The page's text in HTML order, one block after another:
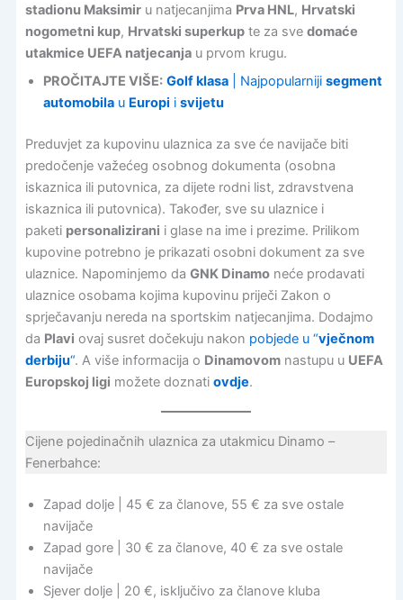
stadionu Maksimiru natjecanjima Prva HNL, Hrvatski
nogometni kup, Hrvatski superkupte za sve domaće
utakmice UEFA natjecanjau prvom krugu.
PROČITAJTE VIŠE: Golf klasa| Najpopularniji segment
automobilau Europi i svijetu
Preduvjet za kupovinu ulaznica za sve će navijače biti
predočenje važećeg osobnog dokumenta (osobna
iskaznica ili putovnica, za dijete rodni list, zdravstvena
iskaznica ili putovnica). Također, sve su ulaznice i
paketi personalizirani i glase na ime i prezime. Prilikom
kupovine potrebno je prikazati osobni dokument za sve
ulaznice. Napominjemo da GNK Dinamoneće prodavati
ulaznice osobama kojima kupovinu priječi Zakon o
sprječavanju nereda na sportskim natjecanjima. Dodajmo
da Plavi ovaj susret dočekuju nakon pobjede u “vječnom
derbiju“. A više informacija o Dinamovomnastupu u UEFA
Europskoj ligi možete doznati ovdje.
Cijene pojedinačnih ulaznica za utakmicu Dinamo –
Fenerbahce:
Zapad dolje | 45 € za članove, 55 € za sve ostale
navijače
Zapad gore | 30 € za članove, 40 € za sve ostale
navijače
Sjever dolje | 20 €, isključivo za članove kluba